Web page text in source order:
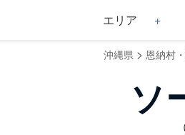
エリア
沖縄県 > 恩納村
ソ